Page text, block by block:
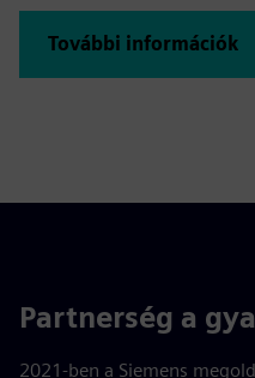
További információk
Partnerség a
2021-ben a Siemens